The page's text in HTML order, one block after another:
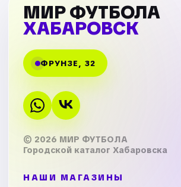
МИР ФУТБОЛА
ХАБАРОВСК
ФРУНЗЕ, 32
© 2026 МИР ФУТБОЛА
Городской каталог Хабаровска
НАШИ МАГАЗИНЫ